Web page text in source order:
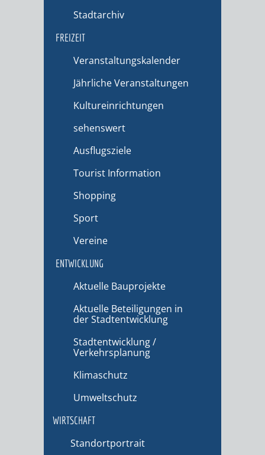
Stadtarchiv
FREIZEIT
Veranstaltungskalender
Jährliche Veranstaltungen
Kultureinrichtungen
sehenswert
Ausflugsziele
Tourist Information
Shopping
Sport
Vereine
ENTWICKLUNG
Aktuelle Bauprojekte
Aktuelle Beteiligungen in
der Stadtentwicklung
Stadtentwicklung /
Verkehrsplanung
Klimaschutz
Umweltschutz
WIRTSCHAFT
Standortportrait